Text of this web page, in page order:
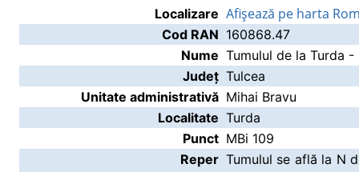
Localizare Afişează pe harta
Cod RAN 160868.47
Nume Tumulul de la Turda -
Județ Tulcea
Unitate administrativă Mihai Bravu
Localitate Turda
Punct MBi 109
Reper Tumulul se află la N